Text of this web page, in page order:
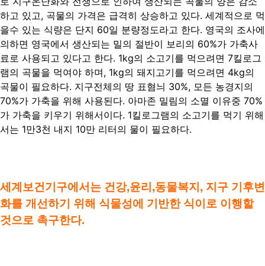
하고 있고, 곡물의 가격은 급격히 상승하고 있다. 세계적으로 먹
을수 있는 식량은 단지 60일 분량정도라고 한다. 영국의 조사에
의하면 영국에서 생산되는 밀의 절반이 보리의 60%가 가축사
료로 사용되고 있다고 한다. 1kg의 소고기를 먹으려면 7킬로그
램의 곡물을 먹여야 하며, 1kg의 돼지고기를 먹으려면 4kg의
곡물이 필요하다. 지구전체의 땅 표혐늬 30%, 모든 농경지의
70%가 가축을 위해 사용된다. 아마존 밀림의 소멸 이유중 70%
가 가축을 키우기 위해서이다. 1킬로그램의 소고기를 먹기 위해
서는 1만3천 내지 10만 리터의 물이 필요하다.
세계보건기구에서는 건강,윤리,동물복지, 지구 기후변
화를 개선하기 위해 식물성에 기반한 식이로 이행할
것으로 촉구한다.